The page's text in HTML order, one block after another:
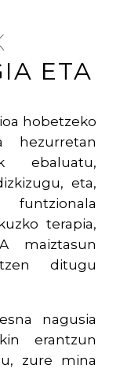
ETA
hobetzeko
hezurretan
ebaluatu,
eta,
terapia,
maiztasun
ditugu
nagusia
erantzun
zure mina